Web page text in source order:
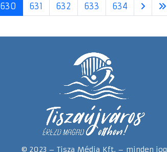
630 631 632 633 634
© 2023 – Tisza Média Kft. – minden jog